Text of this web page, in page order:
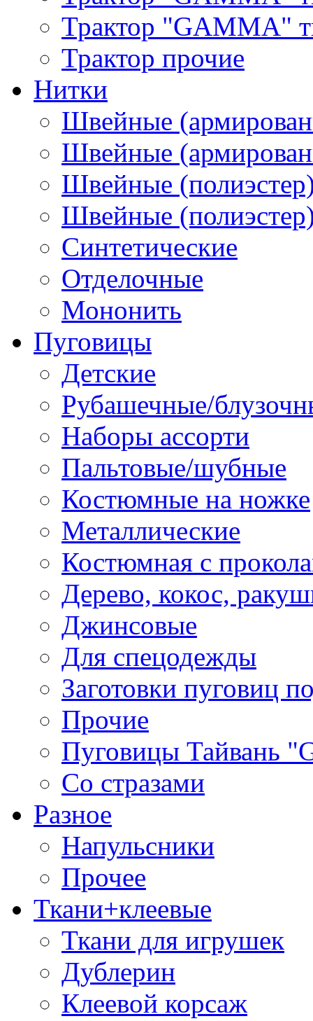
Трактор "GAMMA"
Трактор прочие
Нитки
Швейные
Швейные
Швейные
Швейные
Синтетические
Отделочные
Мононить
Пуговицы
Детские
Рубашечные/
Наборы ассорти
Пальтовые/шубные
Костюмные на ножке
Металлические
Костюмная с
Дерево, кокос,
Джинсовые
Для спецодежды
Заготовки пуговиц
Прочие
Пуговицы Тайвань
Со стразами
Разное
Напульсники
Прочее
Ткани+клеевые
Ткани для игрушек
Дублерин
Клеевой корсаж